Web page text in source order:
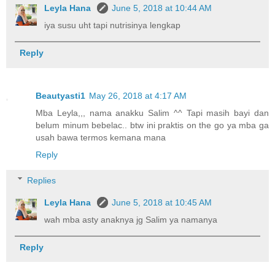
Leyla Hana
June 5, 2018 at 10:44 AM
iya susu uht tapi nutrisinya lengkap
Reply
Beautyasti1 May 26, 2018 at 4:17 AM
Mba Leyla,,, nama anakku Salim ^^ Tapi masih bayi dan
belum minum bebelac.. btw ini praktis on the go ya mba ga
usah bawa termos kemana mana
Reply
Replies
Leyla Hana
June 5, 2018 at 10:45 AM
wah mba asty anaknya jg Salim ya namanya
Reply